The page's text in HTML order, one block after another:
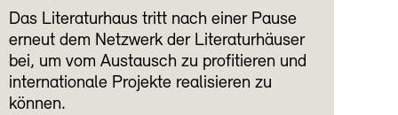
Das Literaturhaus tritt nach einer Pause
erneut dem Netzwerk der Literaturhäuser
bei, um vom Austausch zu profitieren und
internationale Projekte realisieren zu
können.